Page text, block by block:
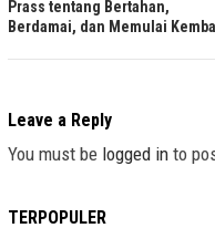
Prass tentang Bertahan,
Berdamai, dan Memulai
Leave a Reply
You must be logged in to
TERPOPULER